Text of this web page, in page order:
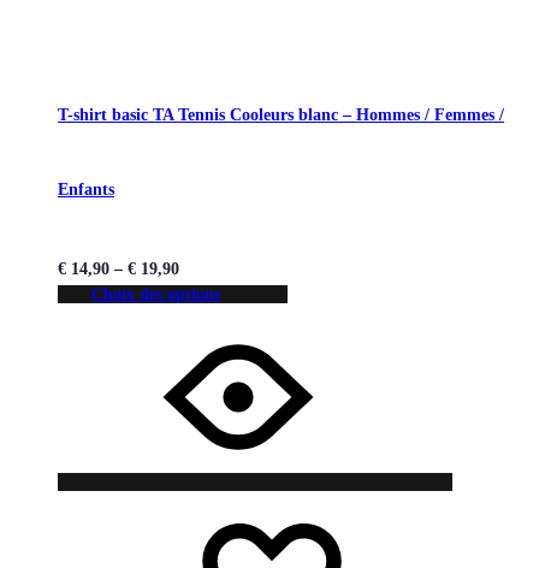
T-shirt basic TA Tennis Cooleurs blanc – Hommes / Femmes /
Enfants
€ 14,90 – € 19,90
Choix des options